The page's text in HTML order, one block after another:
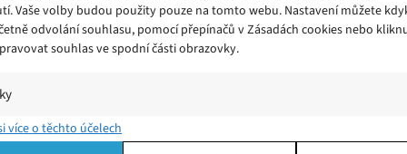
Vaše volby budou použity pouze na tomto webu. Nastavení můžete
odvolání souhlasu, pomocí přepínačů v Zásadách cookies nebo
souhlas ve spodní části obrazovky.
a/nebo přístup k informacím v zařízení, Porozumění publiku
kombinací údajů z různých zdrojů.
více o těchto účelech
nebo patchování. Měly by se postupně projevit na
robota, nebude tak silný jak býval.